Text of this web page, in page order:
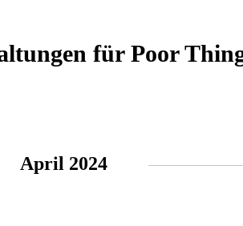
für Poor
April 2024